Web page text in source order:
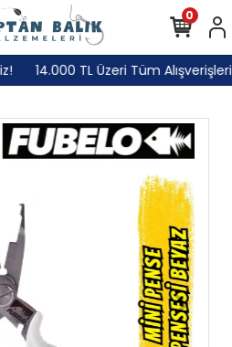
14.000 TL Üzeri Tüm
0